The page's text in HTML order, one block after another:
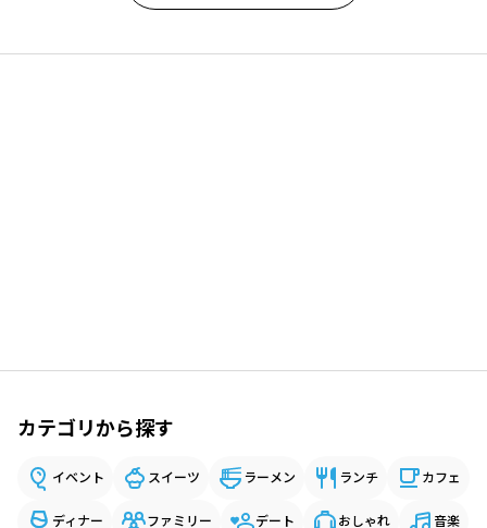
カテゴリから探す
イベント スイーツ ラーメン ランチ カフェ
ディナー ファミリー デート おしゃれ 音楽